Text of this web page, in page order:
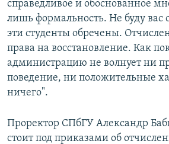
справедливое и обоснованное
лишь формальность. Не буду вас
эти студенты обречены.
права на восстановление. Как
администрацию не волнует ни
поведение, ни положительные
ничего".
Проректор СПбГУ Александр
стоит под приказами об